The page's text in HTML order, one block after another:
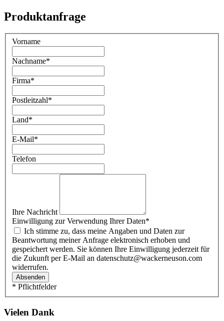
Produktanfrage
Vorname
Nachname*
Firma*
Postleitzahl*
Land*
E-Mail*
Telefon
Ihre Nachricht
Einwilligung zur Verwendung Ihrer Daten*
Beantwortung meiner Anfrage elektronisch erhoben und
gespeichert werden. Sie können Ihre Einwilligung jederzeit für
die Zukunft per E-Mail an datenschutz@wackerneuson.com
widerrufen.
Absenden
* Pflichtfelder
Vielen Dank